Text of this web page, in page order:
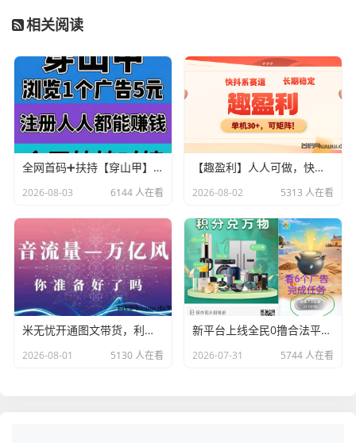
相关阅读
全网首码➕扶持【穿山甲】浏览一个广告5元，亲测日赚150元，注册就能赚。
2026-08-03 6144 人在看
【趣盈利】人人可做，快抖系正规赛道，可以批量矩阵！
2026-08-02 5313 人在看
米无忧开通图文带货，利用抖音黑科技商城快速涨粉1000+，单日变现2W！
2026-08-01 5130 人在看
新平台上线全民0撸合法平台6个广告滑落模式
2026-07-31 5744 人在看